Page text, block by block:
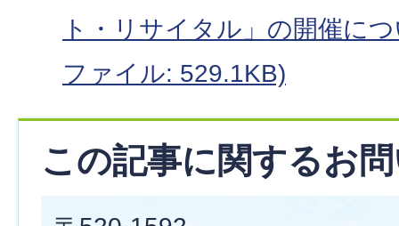
ト・リサイタル」の開催に
ファイル: 529.1KB)
この記事に関するお